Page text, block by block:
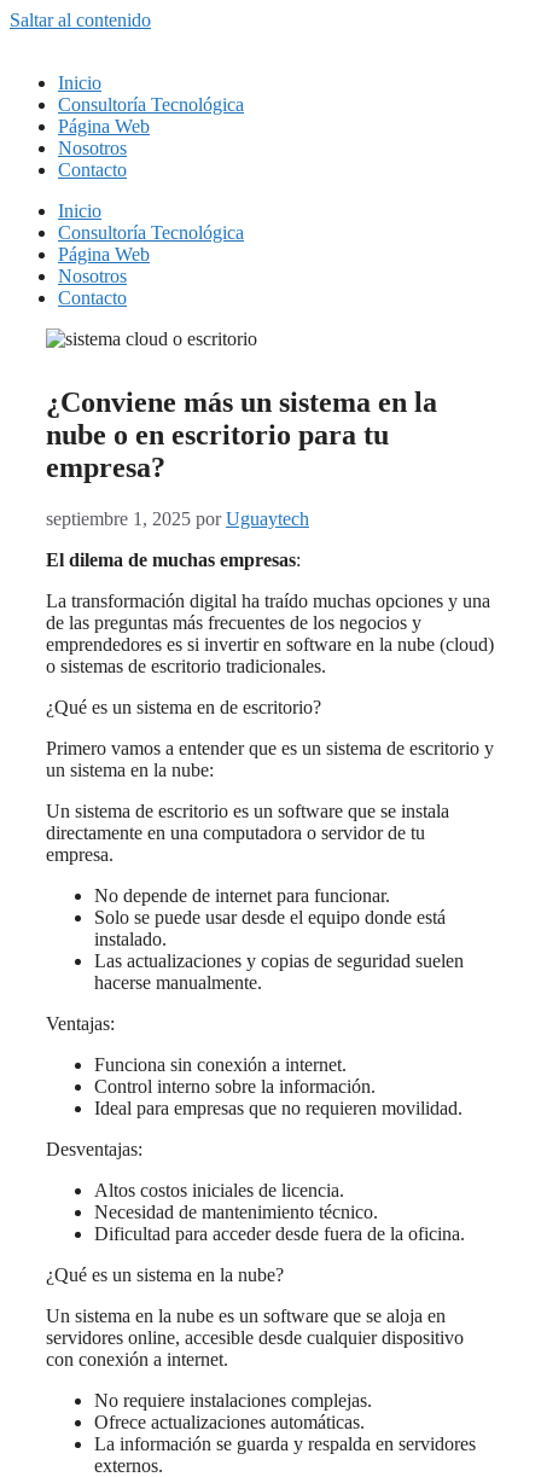
Saltar al contenido
Inicio
Consultoría Tecnológica
Página Web
Nosotros
Contacto
Inicio
Consultoría Tecnológica
Página Web
Nosotros
Contacto
¿Conviene más un sistema en la
nube o en escritorio para tu
empresa?
septiembre 1, 2025 porUguaytech
El dilema de muchas empresas:
La transformación digital ha traído muchas opciones y una
de las preguntas más frecuentes de los negocios y
emprendedores es si invertir en software en la nube (cloud)
o sistemas de escritorio tradicionales.
¿Qué es un sistema en de escritorio?
Primero vamos a entender que es un sistema de escritorio y
un sistema en la nube:
Un sistema de escritorio es un software que se instala
directamente en una computadora o servidor de tu
empresa.
No depende de internet para funcionar.
Solo se puede usar desde el equipo donde está
instalado.
Las actualizaciones y copias de seguridad suelen
hacerse manualmente.
Ventajas:
Funciona sin conexión a internet.
Control interno sobre la información.
Ideal para empresas que no requieren movilidad.
Desventajas:
Altos costos iniciales de licencia.
Necesidad de mantenimiento técnico.
Dificultad para acceder desde fuera de la oficina.
¿Qué es un sistema en la nube?
Un sistema en la nube es un software que se aloja en
servidores online, accesible desde cualquier dispositivo
con conexión a internet.
No requiere instalaciones complejas.
Ofrece actualizaciones automáticas.
La información se guarda y respalda en servidores
externos.